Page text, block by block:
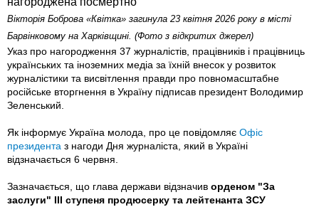
Вікторія Боброва «Квітка» загинула 23 квітня 2026 року в місті
Барвінковому на Харківщині. (Фото з відкритих джерел)
Указ про нагородження 37 журналістів, працівників і працівниць
українських та іноземних медіа за їхній внесок у розвиток
журналістики та висвітлення правди про повномасштабне
російське вторгнення в Україну підписав президент Володимир
Зеленський.
Як інформує Україна молода, про це повідомляє Офіс
президента з нагоди Дня журналіста, який в Україні
відзначається 6 червня.
Зазначається, що глава держави відзначив орденом "За
заслуги" ІІІ ступеня продюсерку та лейтенанта ЗСУ